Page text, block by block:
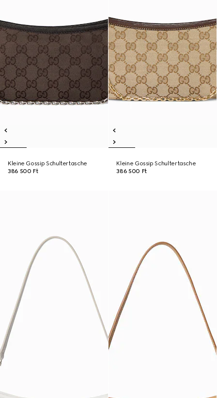
Kleine Gossip Schultertasche
386 500 Ft
Kleine Gossip Schultertasche
386 500 Ft